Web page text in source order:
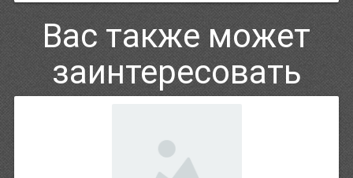
Вас также может
заинтересовать